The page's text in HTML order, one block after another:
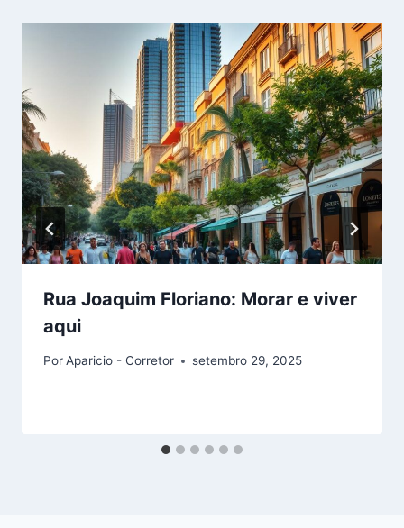
Rua Joaquim Floriano: Morar e viver
aqui
PorAparicio - Corretor setembro 29, 2025